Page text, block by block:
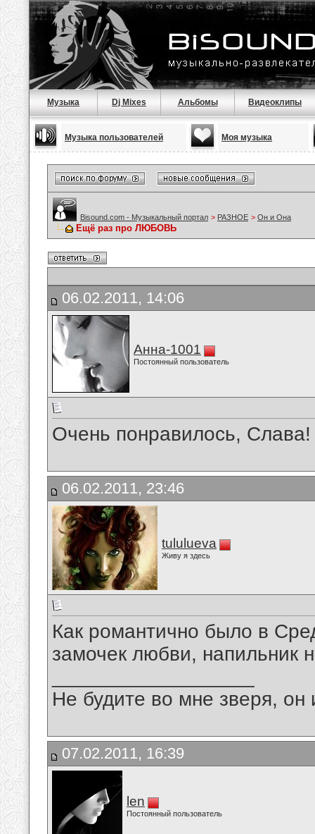
Музыка Dj Mixes Альбомы Видеоклипы
Музыка пользователей Моя музыка
Bisound.com - Музыкальный портал > РАЗНОЕ > Он и Она
Ещё раз про ЛЮБОВЬ
06.02.2011, 14:06
Анна-1001
Постоянный пользователь
Очень понравилось, Слава!
06.02.2011, 23:46
tululueva
Живу я здесь
Как романтично было в
замочек любви, напильник
Не будите во мне зверя, он
07.02.2011, 16:39
len
Постоянный пользователь